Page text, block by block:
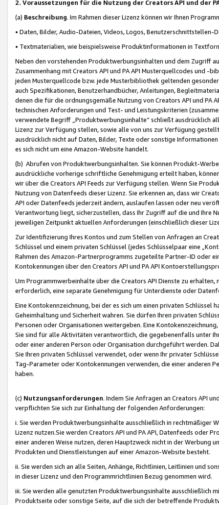
2. Voraussetzungen für die Nutzung der Creators API und der
(a) Beschreibung. Im Rahmen dieser Lizenz können wir Ihnen
• Daten, Bilder, Audio-Dateien, Videos, Logos, Benutzerschnittstellen-
• Textmaterialien, wie beispielsweise Produktinformationen in
Neben den vorstehenden Produktwerbungsinhalten und dem Zugriff
Zusammenhang mit Creators API und PA API Musterquellcodes und
jeden Musterquellcode bzw. jede Musterbibliothek geltenden
auch Spezifikationen, Benutzerhandbücher, Anleitungen,
denen die für die ordnungsgemäße Nutzung von Creators API und PA
technischen Anforderungen und Test- und Leistungskriterien
verwendete Begriff „Produktwerbungsinhalte“ schließt ausdrücklich
Lizenz zur Verfügung stellen, sowie alle von uns zur Verfügung
ausdrücklich nicht auf Daten, Bilder, Texte oder sonstige
es sich nicht um eine Amazon-Website handelt.
(b) Abrufen von Produktwerbungsinhalten. Sie können Produkt-
ausdrückliche vorherige schriftliche Genehmigung erteilt haben,
wir über die Creators API Feeds zur Verfügung stellen. Wenn Sie
Nutzung von Datenfeeds dieser Lizenz. Sie erkennen an, dass wir
API oder Datenfeeds jederzeit ändern, auslaufen lassen oder neu
Verantwortung liegt, sicherzustellen, dass Ihr Zugriff auf die und Ihre
jeweiligen Zeitpunkt aktuellen Anforderungen (einschließlich dieser
Zur Identifizierung Ihres Kontos und zum Stellen von Anfragen an
Schlüssel und einem privaten Schlüssel (jedes Schlüsselpaar eine
Rahmen des Amazon-Partnerprogramms zugeteilte Partner-ID oder
Kontokennungen über den Creators API und PA API
Um Programmwerbeinhalte über die Creators API Dienste zu
erforderlich, eine separate Genehmigung für Unterdienste oder
Eine Kontokennzeichnung, bei der es sich um einen privaten
Geheimhaltung und Sicherheit wahren. Sie dürfen Ihren privaten
Personen oder Organisationen weitergeben. Eine
Sie sind für alle Aktivitäten verantwortlich, die gegebenenfalls unter
oder einer anderen Person oder Organisation durchgeführt werden.
Sie Ihren privaten Schlüssel verwendet, oder wenn Ihr privater
Tag-Parameter oder Kontokennungen verwenden, die einer anderen
haben.
(c) Nutzungsanforderungen. Indem Sie Anfragen an Creators API
verpflichten Sie sich zur Einhaltung der folgenden Anforderungen:
i. Sie werden Produktwerbungsinhalte ausschließlich in rechtmäßiger
Lizenz nutzen.Sie werden Creators API und PA API, Datenfeeds oder
einer anderen Weise nutzen, deren Hauptzweck nicht in der Werbung
Produkten und Dienstleistungen auf einer Amazon-Website besteht.
ii. Sie werden sich an alle Seiten, Anhänge, Richtlinien, Leitlinien und
in dieser Lizenz und den Programmrichtlinien Bezug genommen wird.
iii. Sie werden alle genutzten Produktwerbungsinhalte ausschließlich
Produktseite oder sonstige Seite, auf die sich der betreffende